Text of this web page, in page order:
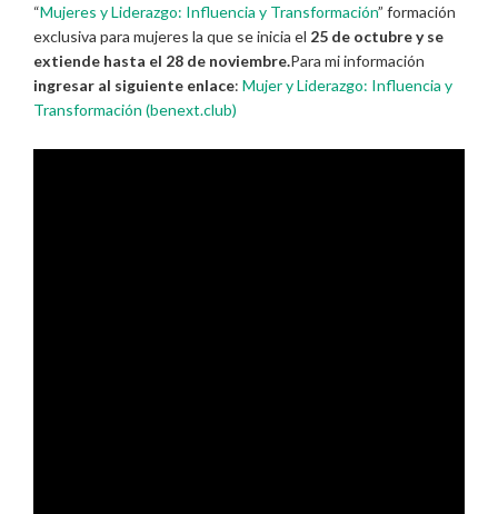
“Mujeres y Liderazgo: Influencia y Transformación” formación
exclusiva para mujeres la que se inicia el 25 de octubre y se
extiende hasta el 28 de noviembre.Para mi información
ingresar al siguiente enlace: Mujer y Liderazgo: Influencia y
Transformación (benext.club)